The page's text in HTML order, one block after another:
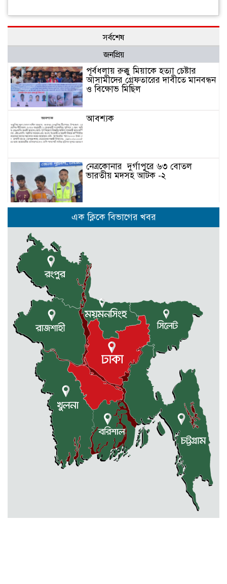
সর্বশেষ
জনপ্রিয়
পূর্বধলায় রুক্কু মিয়াকে হত্যা চেষ্টার
আসামীদের গ্রেফতারের দাবীতে মানবন্ধন
ও বিক্ষোভ মিছিল
আবশ্যক
নেত্রকোনার দুর্গাপুরে ৬৩ বোতল
ভারতীয় মদসহ আটক -২
কেন্দুয়ায় ফাইভ ব্রাদার্স সোশাল
ওয়েলফেয়ার এসোসিয়েশনের উদ্যোগে
মোহনগঞ্জ উপজেলা স্বাস্থ্য কম্প্লেক্স
কর্মকর্তা ডা. মোমেনুল এর অকাল মৃত্যু
নেত্রকোণায় মেরিট কেয়ার
অর্গানাইজেশনের উদ্যোগে ফ্রি মেডিক্যাল
ক্যাম্প অনুষ্ঠিত
মোহনগঞ্জ স্বাস্থ্য কমপ্লেক্সের ১২ জন
ডাক্তারকে কৈফিয়ত তলব
বারহাট্টায় ৪৫টি ভারতীয় টায়ার জব্দ,
গ্রেফতার ১
মোহনগঞ্জ স্বাস্থ্য কমপ্লেক্সের আউটডোর
বিক্রয় করা হবে
এক ক্লিকে বিভাগের খবর